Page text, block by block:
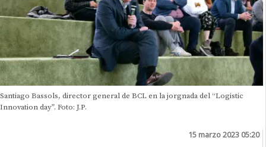
Santiago Bassols, director general de BCL en la jorgnada del “Logistic
Innovation day”. Foto: J.P.
15 marzo 2023 05:20